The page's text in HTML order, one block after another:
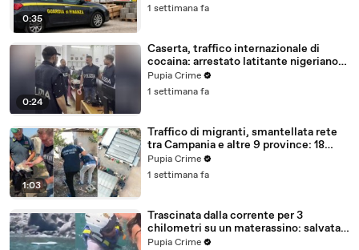
0:35
1 settimana fa
0:24
Caserta, traffico internazionale di
cocaina: arrestato latitante nigeriano
ricercato dal 2019 (28.07.26)
Pupia Crime
1 settimana fa
1:03
Traffico di migranti, smantellata rete
tra Campania e altre 9 province: 18
arresti (27.07.26)
Pupia Crime
1 settimana fa
Trascinata dalla corrente per 3
chilometri su un materassino: salvata
dalla Polizia (25.07.26)
Pupia Crime